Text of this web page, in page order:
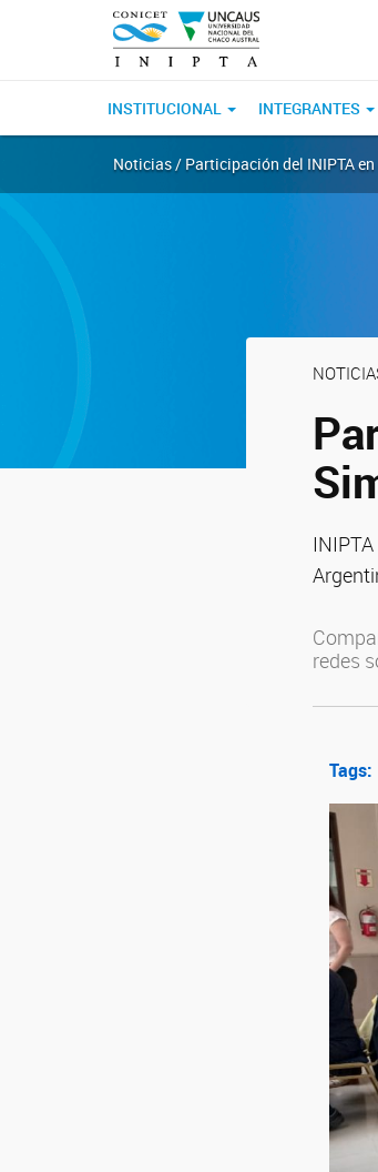
INSTITUCIONAL INTEGRANTES
Noticias / Participación del INIPTA
redes
Tags: